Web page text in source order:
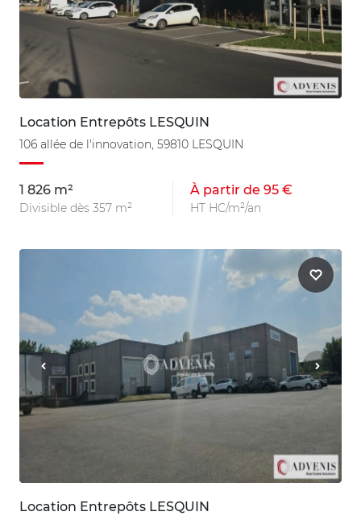
Location Entrepôts LESQUIN
106 allée de l'innovation, 59810 LESQUIN
1 826 m²
Divisible dès 357 m²
À partir de 95 €
HT HC/m²/an
Location Entrepôts LESQUIN